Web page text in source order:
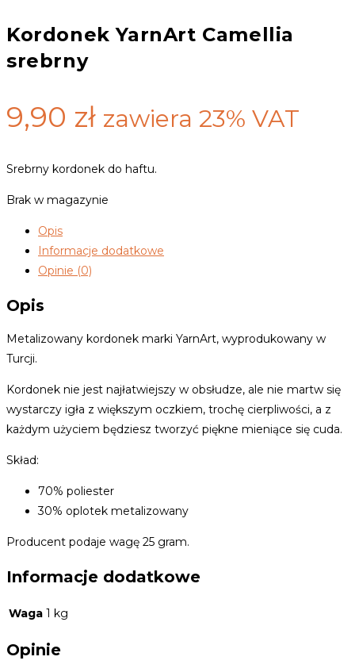
Kordonek YarnArt Camellia
srebrny
9,90 zł zawiera 23% VAT
Srebrny kordonek do haftu.
Brak w magazynie
Opis
Informacje dodatkowe
Opinie (0)
Opis
Metalizowany kordonek marki YarnArt, wyprodukowany w
Turcji.
Kordonek nie jest najłatwiejszy w obsłudze, ale nie martw się
wystarczy igła z większym oczkiem, trochę cierpliwości, a z
każdym użyciem będziesz tworzyć piękne mieniące się cuda.
Skład:
70% poliester
30% oplotek metalizowany
Producent podaje wagę 25 gram.
Informacje dodatkowe
Waga 1 kg
Opinie